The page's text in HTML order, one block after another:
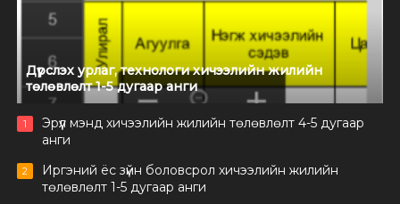
Дүрслэх урлаг, технологи хичээлийн жилийн
төлөвлөлт 1-5 дугаар анги
1
Эрүүл мэнд хичээлийн жилийн төлөвлөлт 4-5 дугаар
анги
2
Иргэний ёс зүйн боловсрол хичээлийн жилийн
төлөвлөлт 1-5 дугаар анги